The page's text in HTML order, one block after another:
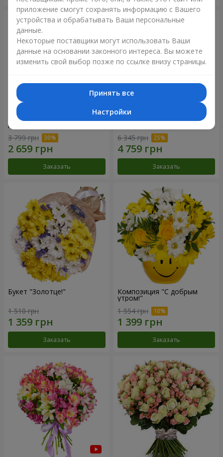
Цветы в коробке "25
красных роз!"
3 799 грн
Заказать
Композиция в коробке
6 345 грн
Заказать
Букет "Золотце!"
1 510 грн
Заказать
Композиция "С добрым
утром!"
1 554 грн
Заказать
приложение смогут сохранять информацию с Вашего
устройства и обрабатывать Ваши персональные
данные.
Некоторые поставщики могут использовать Ваши
данные на основании законного интереса. Вы можете
изменить свой выбор позже по ссылке внизу страницы.
Принять все
Настройки